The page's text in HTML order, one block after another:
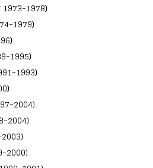
1978)
1979)
1995)
1993)
2004)
2004)
2000)